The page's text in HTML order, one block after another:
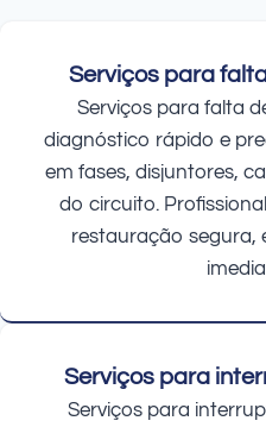
Serviços para
Serviços para falta
diagnóstico rápido e
em fases, disjuntores,
do circuito.
restauração segura,
Serviços para
Serviços para